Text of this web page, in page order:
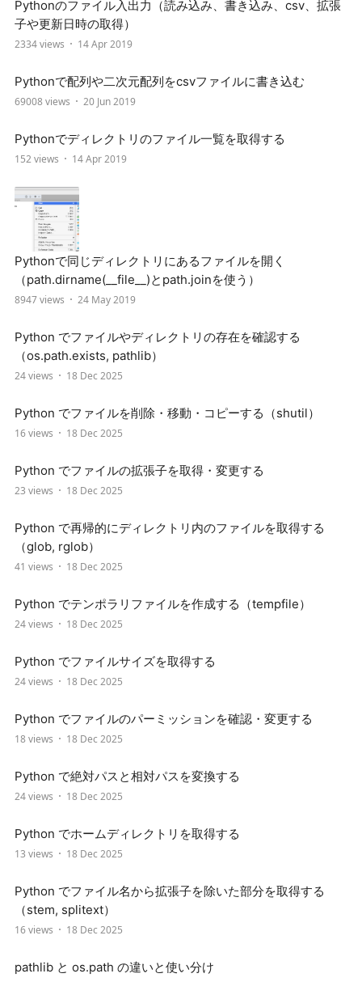
Pythonのファイル入出力（読み込み、書き込み、csv、拡張
子や更新日時の取得）
2334 views 14 Apr 2019
Pythonで配列や二次元配列をcsvファイルに書き込む
69008 views 20 Jun 2019
Pythonでディレクトリのファイル一覧を取得する
152 views 14 Apr 2019
Pythonで同じディレクトリにあるファイルを開く
（path.dirname(__file__)とpath.joinを使う）
8947 views 24 May 2019
Python でファイルやディレクトリの存在を確認する
（os.path.exists, pathlib）
24 views 18 Dec 2025
Python でファイルを削除・移動・コピーする（shutil）
16 views 18 Dec 2025
Python でファイルの拡張子を取得・変更する
23 views 18 Dec 2025
Python で再帰的にディレクトリ内のファイルを取得する
（glob, rglob）
41 views 18 Dec 2025
Python でテンポラリファイルを作成する（tempfile）
24 views 18 Dec 2025
Python でファイルサイズを取得する
24 views 18 Dec 2025
Python でファイルのパーミッションを確認・変更する
18 views 18 Dec 2025
Python で絶対パスと相対パスを変換する
24 views 18 Dec 2025
Python でホームディレクトリを取得する
13 views 18 Dec 2025
Python でファイル名から拡張子を除いた部分を取得する
（stem, splitext）
16 views 18 Dec 2025
pathlib と os.path の違いと使い分け